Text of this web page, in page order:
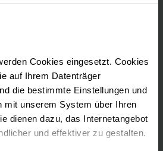
Cookies eingesetzt. Cookies
auf Ihrem Datenträger
die bestimmte Einstellungen und
mit unserem System über Ihren
dienen dazu, das Internetangebot
und effektiver zu gestalten.
am 4. Juli 1861
Krankenhaus Köthen
zurück. Seit 2014
zu Helios und ist ein
der Martin-